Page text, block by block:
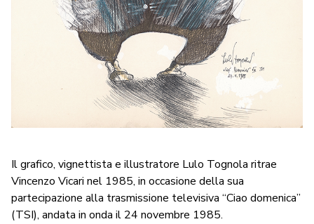
Il grafico, vignettista e illustratore Lulo Tognola ritrae
Vincenzo Vicari nel 1985, in occasione della sua
partecipazione alla trasmissione televisiva “Ciao domenica”
(TSI), andata in onda il 24 novembre 1985.